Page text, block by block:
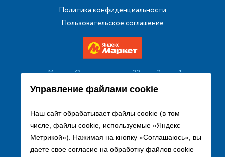
Управление файлами cookie
Наш сайт обрабатывает файлы cookie (в том
числе, файлы cookie, используемые «Яндекс
Метрикой»). Нажимая на кнопку «Соглашаюсь», вы
даете свое согласие на обработку файлов cookie
Политика конфиденциальности
Пользовательское соглашение
г. Москва, Очаковское ш., д. 32, стр. 2, пом. 1
+7 (495) 256 08 13
Заказать звонок
sales@remtorgholod.ru